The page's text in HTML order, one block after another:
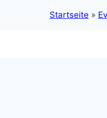
Startseite »